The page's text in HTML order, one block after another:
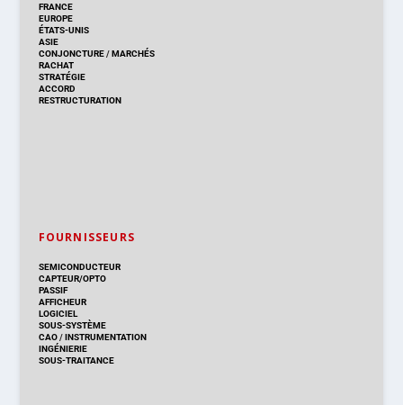
FRANCE
EUROPE
ÉTATS-UNIS
ASIE
CONJONCTURE/MARCHÉS
RACHAT
STRATÉGIE
ACCORD
RESTRUCTURATION
FOURNISSEURS
SEMICONDUCTEUR
CAPTEUR/OPTO
PASSIF
AFFICHEUR
LOGICIEL
SOUS-SYSTÈME
CAO/INSTRUMENTATION
INGÉNIERIE
SOUS-TRAITANCE